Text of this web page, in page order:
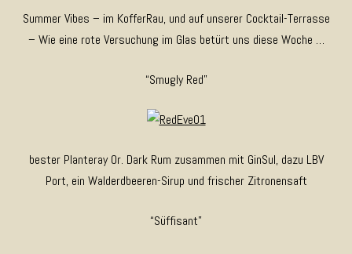
Summer Vibes – im KofferRau, und auf unserer Cocktail-Terrasse
– Wie eine rote Versuchung im Glas betürt uns diese Woche …
“Smugly Red”
bester Planteray Or. Dark Rum zusammen mit GinSul, dazu LBV
Port, ein Walderdbeeren-Sirup und frischer Zitronensaft
“Süffisant”